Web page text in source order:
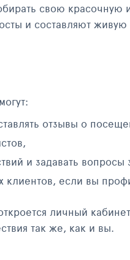
свою
и составляют живую
отзывы о
и задавать вопросы
если вы
личный
так же, как и вы.